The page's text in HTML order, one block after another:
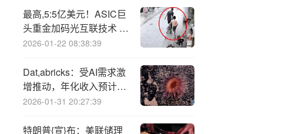
最高,5:5亿美元！ASIC巨
头重金加码光互联技术 拟
将AI网络带宽提升10倍
2026-01-22 08:38:39
Dat,abricks：受AI需求激
增推动，年化收入预计将
达40亿美元
2026-01-31 20:27:39
特朗普{宣}布：美联储理